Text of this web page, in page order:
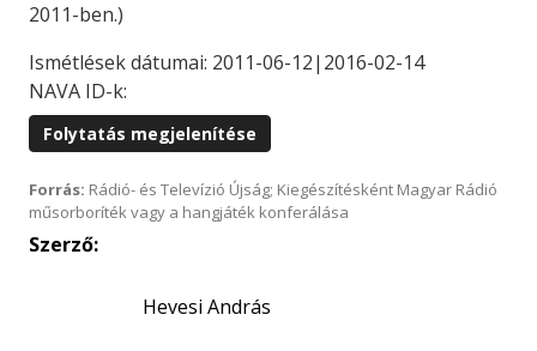
2011-ben.)
Ismétlések dátumai: 2011-06-12|2016-02-14
NAVA ID-k:
Folytatás megjelenítése
Forrás: Rádió- és Televízió Újság; Kiegészítésként Magyar Rádió
műsorboríték vagy a hangjáték konferálása
Szerző:
Hevesi András